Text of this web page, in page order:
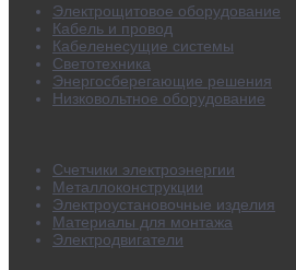
Электрощитовое оборудование
Кабель и провод
Кабеленесущие системы
Светотехника
Энергосберегающие решения
Низковольтное оборудование
Счетчики электроэнергии
Металлоконструкции
Электроустановочные изделия
Материалы для монтажа
Электродвигатели